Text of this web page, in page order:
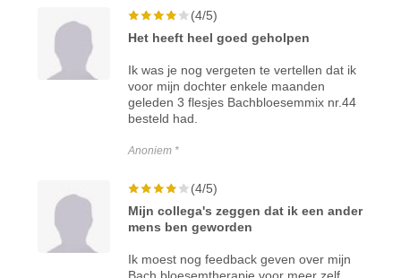
(4/5)
Het heeft heel goed geholpen
Ik was je nog vergeten te vertellen dat ik
voor mijn dochter enkele maanden
geleden 3 flesjes Bachbloesemmix nr.44
besteld had.
Anoniem *
(4/5)
Mijn collega's zeggen dat ik een ander
mens ben geworden
Ik moest nog feedback geven over mijn